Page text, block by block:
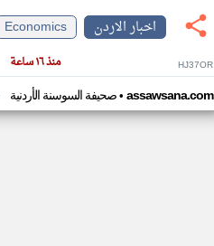
اخبار الاردن
Economics
منذ ١٦ ساعة HJ37OR
صحيفة السوسنة الأردنية• assawsana.com